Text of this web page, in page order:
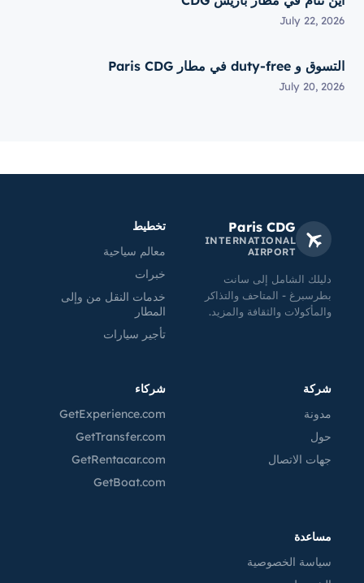
July 22, 2026
التسوق و duty-free في مطار Paris CDG
July 20, 2026
Paris CDG
INTERNATIONAL
AIRPORT
دليلك الشامل إلى سانت
بطرسبرغ - المتاحف والتذاكر
والمأكولات والثقافة والمزيد.
تخطيط
معالم سياحية
خبرات
خدمات النقل من وإلى
المطار
تأجير سيارات
شركة
مدونة
حول
جهات الاتصال
شركاء
GetExperience.com
GetTransfer.com
GetRentacar.com
GetBoat.com
مساعدة
سياسة الخصوصية